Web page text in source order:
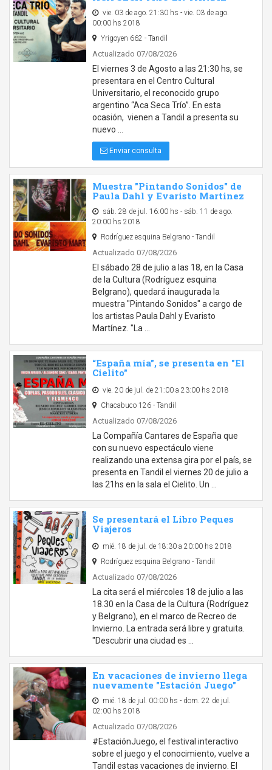
vie. 03 de ago. 21:30 hs - vie. 03 de ago.
00:00 hs 2018
Yrigoyen 662 - Tandil
Actualizado 07/08/2026
El viernes 3 de Agosto a las 21:30 hs, se
presentara en el Centro Cultural
Universitario, el reconocido grupo
argentino “Aca Seca Trío”. En esta
ocasión, vienen a Tandil a presenta su
nuevo …
Enviar consulta
Muestra "Pintando Sonidos" de
Paula Dahl y Evaristo Martinez
sáb. 28 de jul. 16:00 hs - sáb. 11 de ago.
20:00 hs 2018
Rodríguez esquina Belgrano - Tandil
Actualizado 07/08/2026
El sábado 28 de julio a las 18, en la Casa
de la Cultura (Rodríguez esquina
Belgrano), quedará inaugurada la
muestra "Pintando Sonidos" a cargo de
los artistas Paula Dahl y Evaristo
Martínez. "La …
“España mía”, se presenta en "El
Cielito"
vie. 20 de jul. de 21:00 a 23:00 hs 2018
Chacabuco 126 - Tandil
Actualizado 07/08/2026
La Compañía Cantares de España que
con su nuevo espectáculo viene
realizando una extensa gira por el país, se
presenta en Tandil el viernes 20 de julio a
las 21hs en la sala el Cielito. Un …
Se presentará el Libro Peques
Viajeros
mié. 18 de jul. de 18:30 a 20:00 hs 2018
Rodríguez esquina Belgrano - Tandil
Actualizado 07/08/2026
La cita será el miércoles 18 de julio a las
18.30 en la Casa de la Cultura (Rodríguez
y Belgrano), en el marco de Recreo de
Invierno. La entrada será libre y gratuita.
"Descubrir una ciudad es …
En vacaciones de invierno llega
nuevamente "Estación Juego"
mié. 18 de jul. 00:00 hs - dom. 22 de jul.
02:00 hs 2018
Actualizado 07/08/2026
#EstaciónJuego, el festival interactivo
sobre el juego y el conocimiento, vuelve a
Tandil estas vacaciones de invierno. El